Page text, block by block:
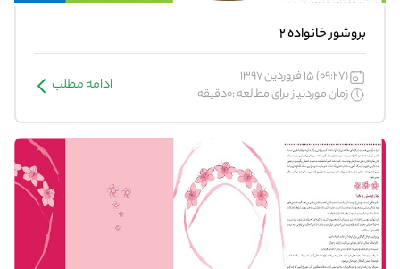
بروشور خانواده 2
(09:27) 15 فروردین 1397
زمان موردنیاز برای مطالعه :0دقیقه
ادامه مطلب